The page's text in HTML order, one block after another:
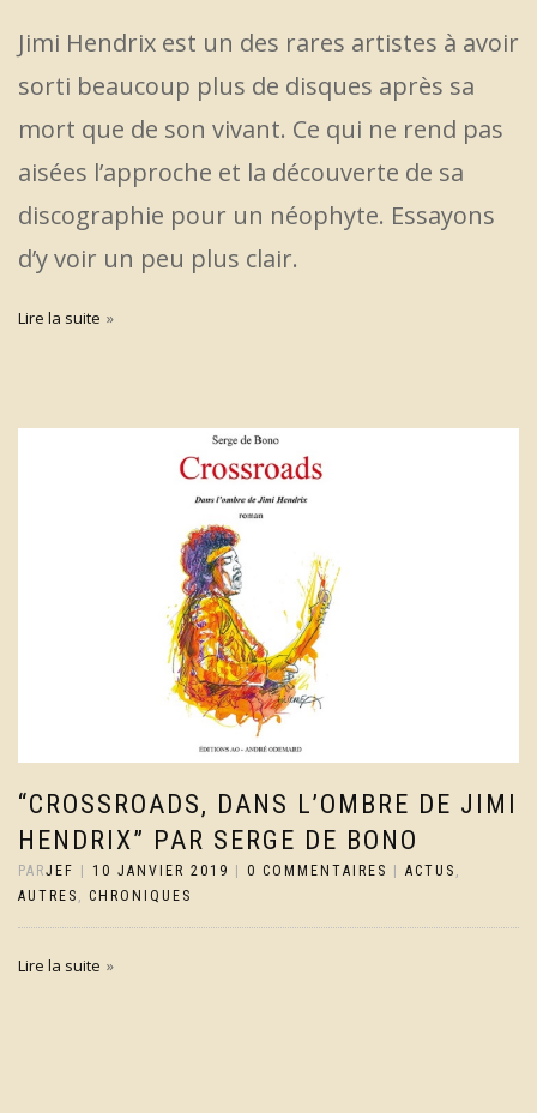
Jimi Hendrix est un des rares artistes à avoir
sorti beaucoup plus de disques après sa
mort que de son vivant. Ce qui ne rend pas
aisées l’approche et la découverte de sa
discographie pour un néophyte. Essayons
d’y voir un peu plus clair.
Lire la suite
“CROSSROADS, DANS L’OMBRE DE JIMI
HENDRIX” PAR SERGE DE BONO
PARJEF 10 JANVIER 2019 0 COMMENTAIRES ACTUS ,
AUTRES , CHRONIQUES
Lire la suite